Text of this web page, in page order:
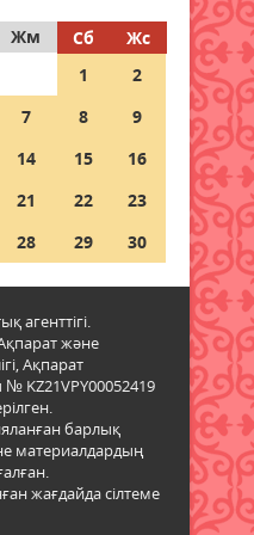
райына
жасалды
16
83
екі
Жм Сб
Жс
1
2
7 8
9
14 15
16
21 22
23
28 29 30
агенттігі.
және
Ақпарат
№ KZ21VPY00052419
барлық
материалдардың
жағдайда сілтеме